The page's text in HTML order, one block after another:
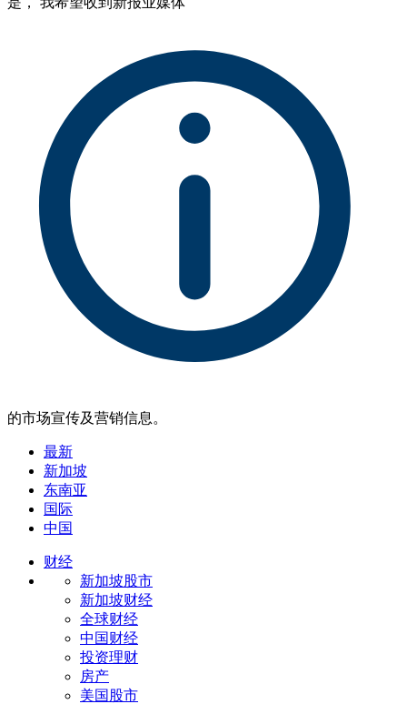
的市场宣传及营销信息。
最新
新加坡
东南亚
国际
中国
财经
新加坡股市
新加坡财经
全球财经
中国财经
投资理财
房产
美国股市